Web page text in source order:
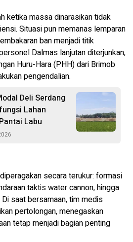
ketika massa dinarasikan tidak
Situasi pun memanas lemparan
ban menjadi titik
Dalmas lanjutan diterjunkan,
Huru-Hara (PHH) dari Brimob
pengendalian.
Deli Serdang
Lahan
Labu
secara terukur: formasi
taktis water cannon, hingga
saat bersamaan, tim medis
pertolongan, menegaskan
tetap menjadi bagian penting